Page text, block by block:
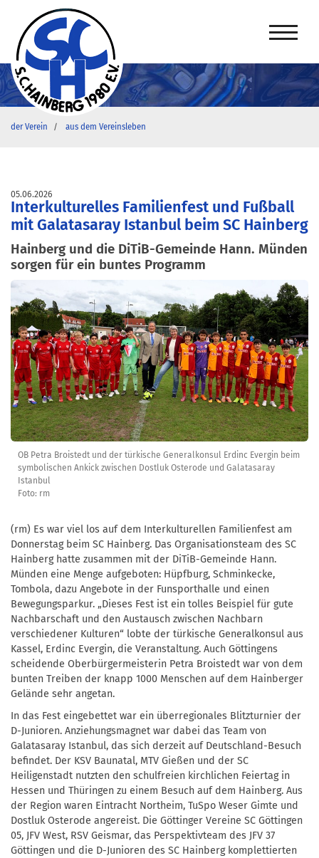
der Verein aus dem Vereinsleben
05.06.2026
Interkulturelles Familienfest und Fußball
mit Galatasaray Istanbul beim SC Hainberg
Hainberg und die DiTiB-Gemeinde Hann. Münden
sorgen für ein buntes Programm
OB Petra Broistedt und der türkische Generalkonsul Erdinc Evergin beim
symbolischen Ankick zwischen Dostluk Osterode und Galatasaray
Istanbul
Foto: rm
(rm) Es war viel los auf dem Interkulturellen Familienfest am
Donnerstag beim SC Hainberg. Das Organisationsteam des SC
Hainberg hatte zusammen mit der DiTiB-Gemeinde Hann.
Münden eine Menge aufgeboten: Hüpfburg, Schminkecke,
Tombola, dazu Angebote in der Funsporthalle und einen
Bewegungsparkur. „Dieses Fest ist ein tolles Beispiel für gute
Nachbarschaft und den Austausch zwischen Nachbarn
verschiedener Kulturen“ lobte der türkische Generalkonsul aus
Kassel, Erdinc Evergin, die Veranstaltung. Auch Göttingens
scheidende Oberbürgermeisterin Petra Broistedt war von dem
bunten Treiben der knapp 1000 Menschen auf dem Hainberger
Gelände sehr angetan.
In das Fest eingebettet war ein überregionales Blitzturnier der
D-Junioren. Anziehungsmagnet war dabei das Team von
Galatasaray Istanbul, das sich derzeit auf Deutschland-Besuch
befindet. Der KSV Baunatal, MTV Gießen und der SC
Heiligenstadt nutzten den schulfreien kirchlichen Feiertag in
Hessen und Thüringen zu einem Besuch auf dem Hainberg. Aus
der Region waren Eintracht Northeim, TuSpo Weser Gimte und
Dostluk Osterode angereist. Die Göttinger Vereine SC Göttingen
05, JFV West, RSV Geismar, das Perspektivteam des JFV 37
Göttingen und die D-Junioren des SC Hainberg komplettierten